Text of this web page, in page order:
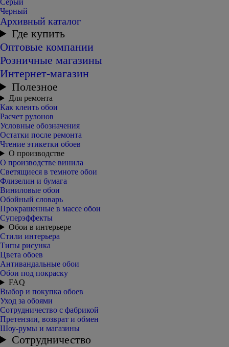
Серый
Черный
Архивный каталог
Где купить
Оптовые компании
Розничные магазины
Интернет-магазин
Полезное
Для ремонта
Как клеить обои
Расчет рулонов
Условные обозначения
Остатки после ремонта
Чтение этикетки обоев
О производстве
О производстве винила
Светящиеся в темноте обои
Флизелин и бумага
Виниловые обои
Обойный словарь
Прокрашенные в массе обои
Суперэффекты
Обои в интерьере
Стили интерьера
Типы рисунка
Цвета обоев
Антивандальные обои
Обои под покраску
FAQ
Выбор и покупка обоев
Уход за обоями
Сотрудничество с фабрикой
Претензии, возврат и обмен
Шоу-румы и магазины
Сотрудничество